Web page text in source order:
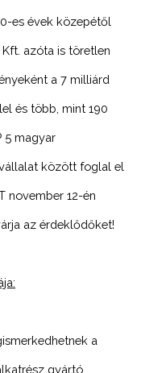
es évek közepétől
azóta is töretlen
a 7 milliárd
és több, mint 190
5 magyar
között foglal el
november 12-én
az érdeklődőket!
a
gyártó